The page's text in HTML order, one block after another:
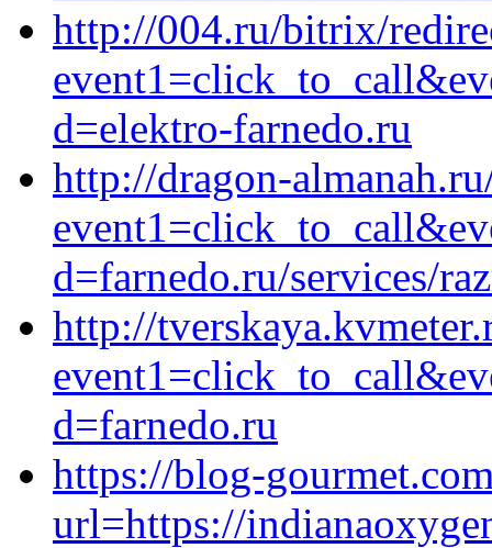
http://004.ru/bitrix/
d=elektro-farnedo.ru
http://dragon-
d=farnedo.ru/services/
http://
d=farnedo.ru
https://blog-
url=https://